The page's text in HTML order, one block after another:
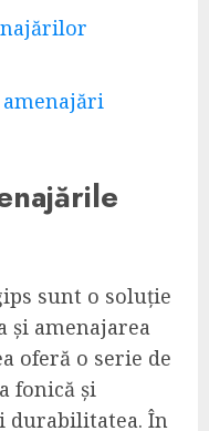
sunt o soluție
și amenajarea
oferă o serie de
fonică și
durabilitatea. În